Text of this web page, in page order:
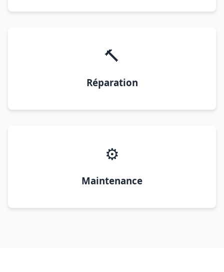
🔨
Réparation
⚙️
Maintenance